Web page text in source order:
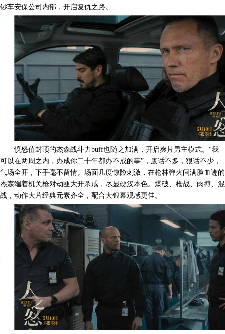
钞车安保公司内部，开启复仇之路。
愤怒值封顶的杰森战斗力buff也随之加满，开启爽片男主模式。“我
可以在两周之内，办成你二十年都办不成的事”，废话不多，狠话不少，
气场全开，下手毫不留情。场面几度惊险刺激，在枪林弹火间满脸血迹的
杰森端着机关枪对劫匪大开杀戒，尽显硬汉本色。爆破、枪战、肉搏、混
战，动作大片经典元素齐全，配合大银幕观感更佳。